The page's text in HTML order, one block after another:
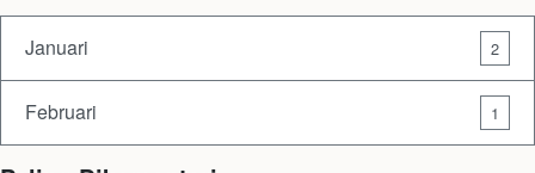
Januari 2
Februari 1